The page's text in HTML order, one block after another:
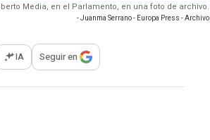
Media, en el Parlamento, en una foto de archivo.
- Juanma Serrano - Europa Press - Archivo
opciones para compartir
IA Seguir en